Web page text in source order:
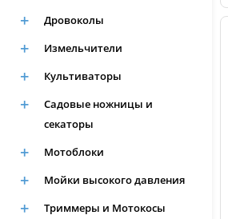
Дровоколы
Измельчители
Культиваторы
Садовые ножницы и
секаторы
Мотоблоки
Мойки высокого давления
Триммеры и Мотокосы